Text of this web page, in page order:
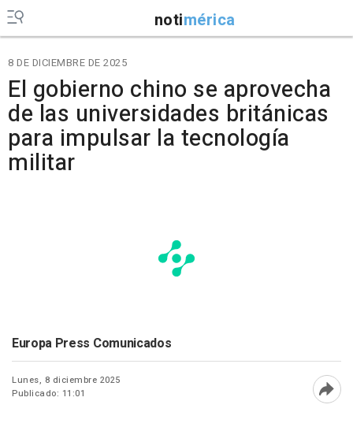
notimérica
8 DE DICIEMBRE DE 2025
El gobierno chino se aprovecha
de las universidades británicas
para impulsar la tecnología
militar
Europa Press Comunicados
Lunes, 8 diciembre 2025
Publicado: 11:01